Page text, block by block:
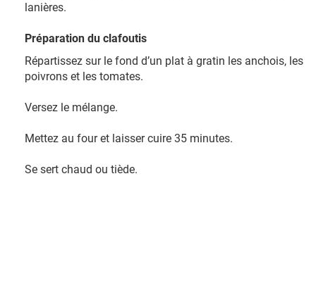
lanières.
Préparation du clafoutis
Répartissez sur le fond d’un plat à gratin les anchois, les
poivrons et les tomates.
Versez le mélange.
Mettez au four et laisser cuire 35 minutes.
Se sert chaud ou tiède.